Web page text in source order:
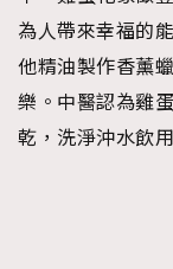
為人帶來幸福的
他精油製作香薰
樂。中醫認為雞
乾，洗淨沖水飲